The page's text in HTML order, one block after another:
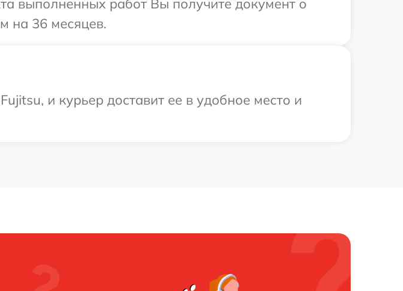
выполненных работ Вы получите документ о
на 36 месяцев.
и курьер доставит ее в удобное место и